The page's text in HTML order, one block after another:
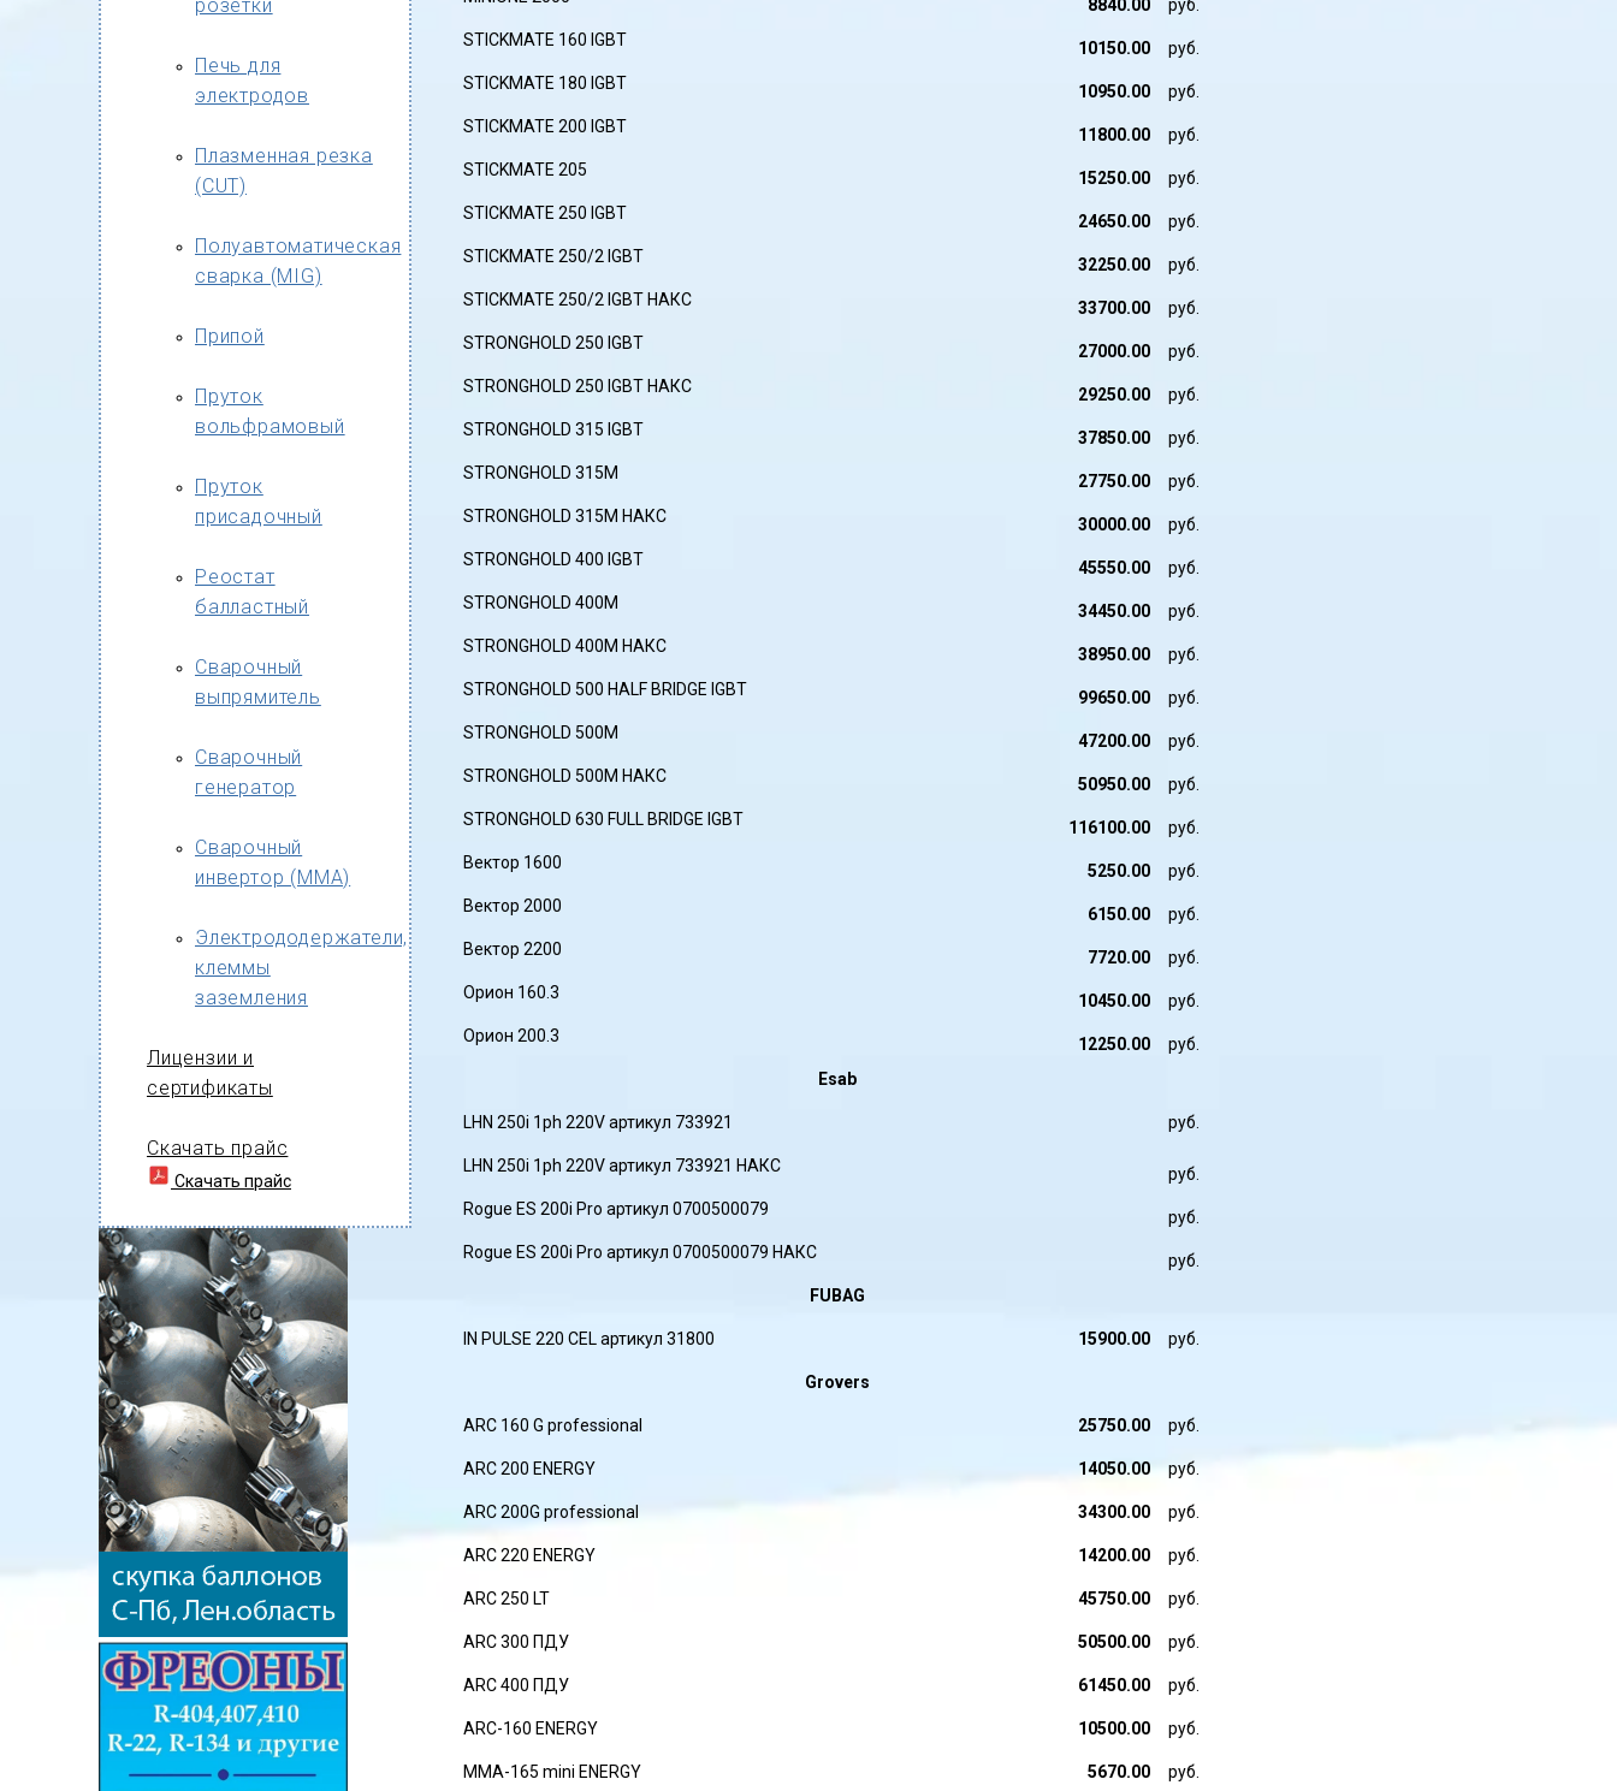
розетки
Печь для
электродов
Плазменная резка
(CUT)
Полуавтоматическая
сварка (MIG)
Припой
Пруток
вольфрамовый
Пруток
присадочный
Реостат
балластный
Сварочный
выпрямитель
Сварочный
генератор
Сварочный
инвертор (MMA)
Электрододержатели,
клеммы
заземления
Лицензии и
сертификаты
Скачать прайс
Скачать прайс
8840.00
руб.
STICKMATE 160 IGBT
10150.00
руб.
STICKMATE 180 IGBT
10950.00
руб.
STICKMATE 200 IGBT
11800.00
руб.
STICKMATE 205
15250.00
руб.
STICKMATE 250 IGBT
24650.00
руб.
STICKMATE 250/2 IGBT
32250.00
руб.
STICKMATE 250/2 IGBT НАКС
33700.00
руб.
STRONGHOLD 250 IGBT
27000.00
руб.
STRONGHOLD 250 IGBT НАКС
29250.00
руб.
STRONGHOLD 315 IGBT
37850.00
руб.
STRONGHOLD 315M
27750.00
руб.
STRONGHOLD 315M НАКС
30000.00
руб.
STRONGHOLD 400 IGBT
45550.00
руб.
STRONGHOLD 400M
34450.00
руб.
STRONGHOLD 400M НАКС
38950.00
руб.
STRONGHOLD 500 HALF BRIDGE IGBT
99650.00
руб.
STRONGHOLD 500M
47200.00
руб.
STRONGHOLD 500M НАКС
50950.00
руб.
STRONGHOLD 630 FULL BRIDGE IGBT
116100.00
руб.
Вектор 1600
5250.00
руб.
Вектор 2000
6150.00
руб.
Вектор 2200
7720.00
руб.
Орион 160.3
10450.00
руб.
Орион 200.3
12250.00
руб.
Esab
LHN 250i 1ph 220V артикул 733921 руб.
LHN 250i 1ph 220V артикул 733921 НАКС
руб.
Rogue ES 200i Pro артикул 0700500079
руб.
Rogue ES 200i Pro артикул 0700500079 НАКС
руб.
FUBAG
IN PULSE 220 CEL артикул 31800 15900.00 руб.
Grovers
ARC 160 G professional 25750.00 руб.
ARC 200 ENERGY 14050.00 руб.
ARC 200G professional 34300.00 руб.
ARC 220 ENERGY 14200.00 руб.
ARC 250 LT 45750.00 руб.
ARC 300 ПДУ 50500.00 руб.
ARC 400 ПДУ 61450.00 руб.
ARC-160 ENERGY 10500.00 руб.
MMA-165 mini ENERGY 5670.00 руб.